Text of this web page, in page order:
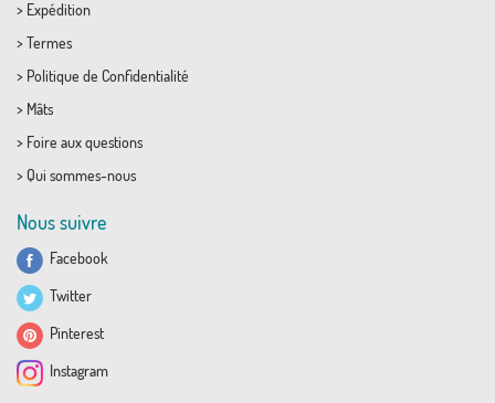
> Expédition
> Termes
> Politique de Confidentialité
> Mâts
> Foire aux questions
> Qui sommes-nous
Nous suivre
Facebook
Twitter
Pinterest
Instagram